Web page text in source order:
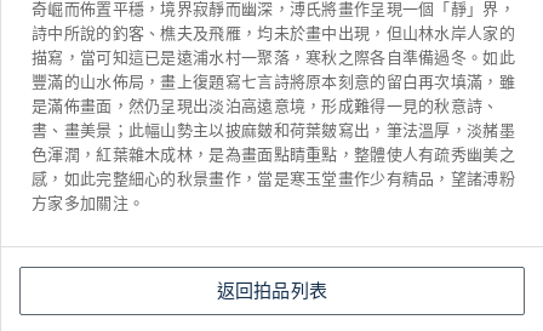
奇崛而佈置平穩，境界寂靜而幽深，溥氏將畫作呈現一個「靜」界，
詩中所說的釣客、樵夫及飛雁，均未於畫中出現，但山林水岸人家的
描寫，當可知這已是遠浦水村一聚落，寒秋之際各自準備過冬。如此
豐滿的山水佈局，畫上復題寫七言詩將原本刻意的留白再次填滿，雖
是滿佈畫面，然仍呈現出淡泊高遠意境，形成難得一見的秋意詩、
書、畫美景；此幅山勢主以披麻皴和荷葉皴寫出，筆法溫厚，淡赭墨
色渾潤，紅葉雜木成林，是為畫面點睛重點，整體使人有疏秀幽美之
感，如此完整細心的秋景畫作，當是寒玉堂畫作少有精品，望諸溥粉
方家多加關注。
返回拍品列表